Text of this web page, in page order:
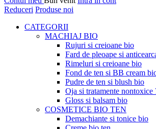
Reduceri Produse noi
CATEGORII
MACHIAJ BIO
Rujuri si creioane bio
Fard de pleoape si
Rimeluri si creioane bio
Fond de ten si BB cream
Pudre de ten si blush bio
Oja si tratamente nontoxice
Gloss si balsam bio
COSMETICE BIO TEN
Demachiante si tonice bio